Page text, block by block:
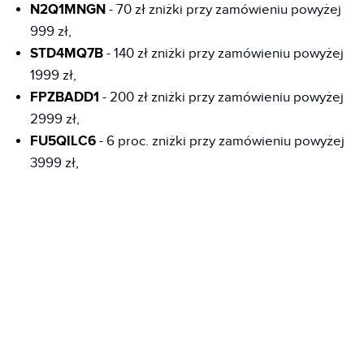
N2Q1MNGN - 70 zł zniżki przy zamówieniu powyżej
999 zł,
STD4MQ7B - 140 zł zniżki przy zamówieniu powyżej
1999 zł,
FPZBADD1 - 200 zł zniżki przy zamówieniu powyżej
2999 zł,
FU5QILC6 - 6 proc. zniżki przy zamówieniu powyżej
3999 zł,